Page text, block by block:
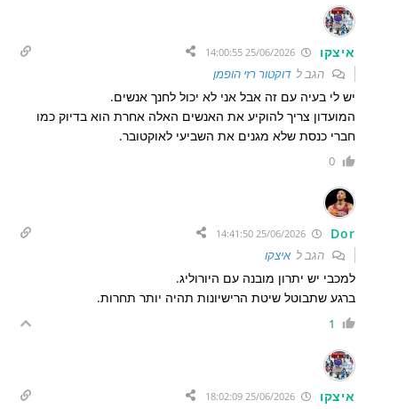
איצקו
הגב לדוקטור רזי הופמן
יש לי בעיה עם זה אבל אני לא יכול לחנך אנשים.
המועדון צריך להוקיע את האנשים האלה אחרת הוא בדיוק כמו
חברי כנסת שלא מגנים את השביעי לאוקטובר.
0
Dor
הגב לאיצקו
למכבי יש יתרון מובנה עם היורוליג.
ברגע שתבוטל שיטת הרישיונות תהיה יותר תחרות.
1
איצקו